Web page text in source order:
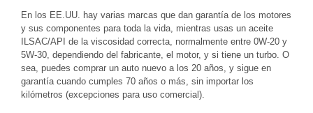
En los EE.UU. hay varias marcas que dan garantía de los motores
y sus componentes para toda la vida, mientras usas un aceite
ILSAC/API de la viscosidad correcta, normalmente entre 0W-20 y
5W-30, dependiendo del fabricante, el motor, y si tiene un turbo. O
sea, puedes comprar un auto nuevo a los 20 años, y sigue en
garantía cuando cumples 70 años o más, sin importar los
kilómetros (excepciones para uso comercial).